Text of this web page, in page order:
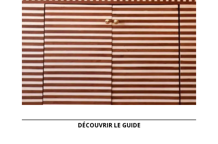
DÉCOUVRIR LE GUIDE